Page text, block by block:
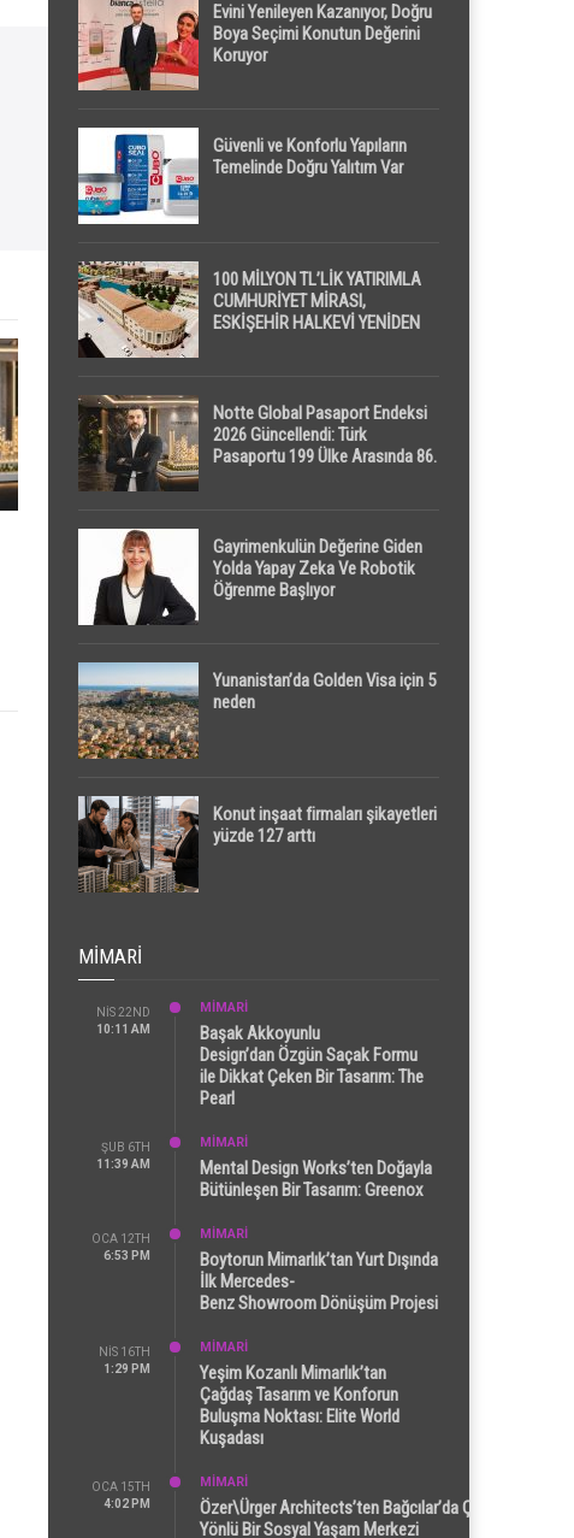
Evini Yenileyen Kazanıyor, Doğru
Boya Seçimi Konutun Değerini
Koruyor
Güvenli ve Konforlu Yapıların
Temelinde Doğru Yalıtım Var
100 MİLYON TL’LİK YATIRIMLA
CUMHURİYET MİRASI,
ESKİŞEHİR HALKEVİ YENİDEN
Notte Global Pasaport Endeksi
2026 Güncellendi: Türk
Pasaportu 199 Ülke Arasında 86.
Gayrimenkulün Değerine Giden
Yolda Yapay Zeka Ve Robotik
Öğrenme Başlıyor
Yunanistan’da Golden Visa için 5
neden
Konut inşaat firmaları şikayetleri
yüzde 127 arttı
MIMARI
NIS 22ND
10:11 AM
MİMARİ
Başak Akkoyunlu
Design’dan Özgün Saçak Formu
ile Dikkat Çeken Bir Tasarım: The
Pearl
ŞUB 6TH
11:39 AM
MİMARİ
Mental Design Works’ten Doğayla
Bütünleşen Bir Tasarım: Greenox
OCA 12TH
6:53 PM
MİMARİ
Boytorun Mimarlık’tan Yurt Dışında
İlk Mercedes-
Benz Showroom Dönüşüm Projesi
NIS 16TH
1:29 PM
MİMARİ
Yeşim Kozanlı Mimarlık’tan
Çağdaş Tasarım ve Konforun
Buluşma Noktası: Elite World
Kuşadası
OCA 15TH
4:02 PM
MİMARİ
Özer\Ürger Architects’ten Bağcılar’da Çok
Yönlü Bir Sosyal Yaşam Merkezi